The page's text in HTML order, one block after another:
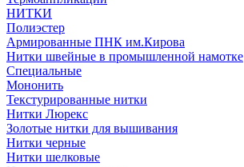
НИТКИ
Полиэстер
Армированные ПНК им.Кирова
Нитки швейные в промышленной намотке
Специальные
Мононить
Текстурированные нитки
Нитки Люрекс
Золотые нитки для вышивания
Нитки черные
Нитки шелковые